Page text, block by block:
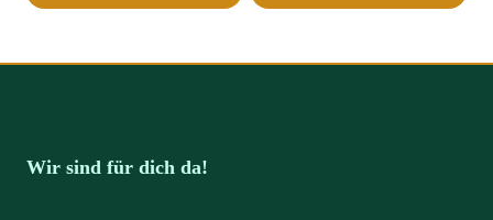
Wir sind für dich da!